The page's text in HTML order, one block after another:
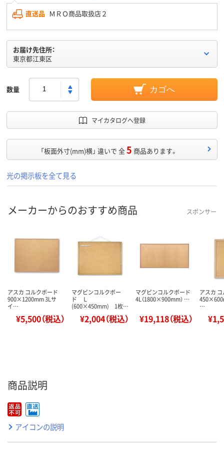
直送品 ＭＲＯ商品取扱店２
お届け先住所：
東京都江東区
数量 カゴへ
マイカタログへ登録
「板面外寸(mm)横」 違いで 全5 商品あります。
光の掲示板を全て見る
メーカーからのおすすめ商品 スポンサー
アスカ コルクボード
900×1200mm 3Lサ
イ…
¥5,500（税込）
マグピンコルクボー
ド Ｌ
(600×450mm) 1枚…
¥2,004（税込）
マグピンコルクボード
4L（1800×900mm） …
¥19,118（税込）
アスカ
…
商品説明
アイコンの説明